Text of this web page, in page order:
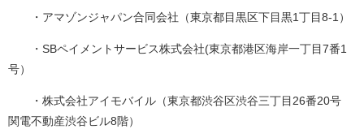
・アマゾンジャパン合同会社（東京都目黒区下目黒1丁目8-1）
・SBペイメントサービス株式会社(東京都港区海岸一丁目7番1
号）
・株式会社アイモバイル（東京都渋谷区渋谷三丁目26番20号
関電不動産渋谷ビル8階）